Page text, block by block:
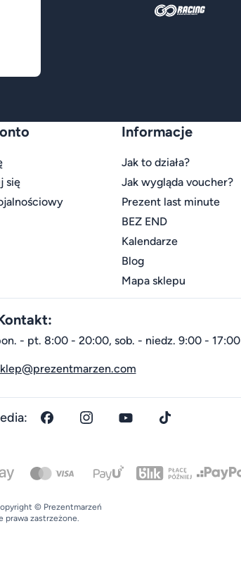
się
Informacje
Jak to działa?
Jak wygląda voucher?
Prezent last minute
BEZ END
Kalendarze
Blog
Mapa sklepu
- pt. 8:00 - 20:00, sob. - niedz. 9:00 - 17:00
© Prezentmarzeń
prawa zastrzeżone.